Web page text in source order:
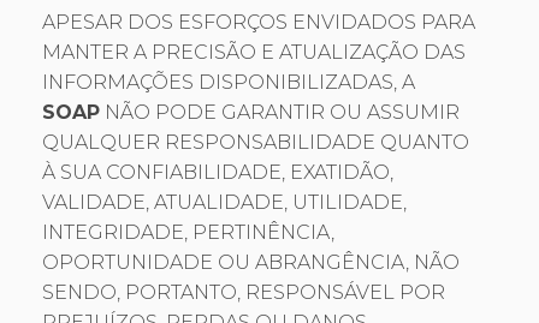
APESAR DOS ESFORÇOS ENVIDADOS PARA
MANTER A PRECISÃO E ATUALIZAÇÃO DAS
INFORMAÇÕES DISPONIBILIZADAS, A
SOAP NÃO PODE GARANTIR OU ASSUMIR
QUALQUER RESPONSABILIDADE QUANTO
À SUA CONFIABILIDADE, EXATIDÃO,
VALIDADE, ATUALIDADE, UTILIDADE,
INTEGRIDADE, PERTINÊNCIA,
OPORTUNIDADE OU ABRANGÊNCIA, NÃO
SENDO, PORTANTO, RESPONSÁVEL POR